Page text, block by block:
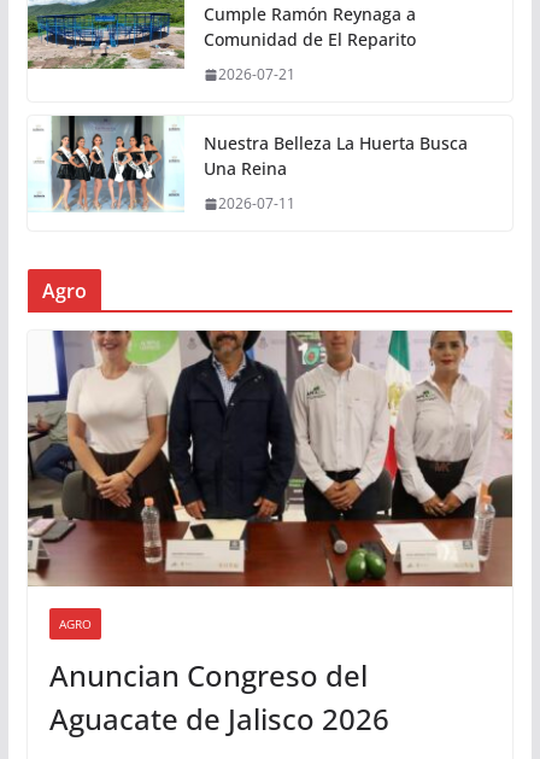
Cumple Ramón Reynaga a
Comunidad de El Reparito
2026-07-21
Nuestra Belleza La Huerta Busca
Una Reina
2026-07-11
Agro
AGRO
Anuncian Congreso del
Aguacate de Jalisco 2026